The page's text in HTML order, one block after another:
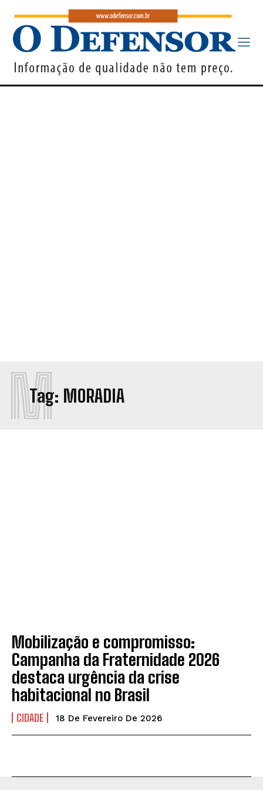
Tag: MORADIA
M
Mobilização e compromisso:
Campanha da Fraternidade 2026
destaca urgência da crise
habitacional no Brasil
CIDADE 18 De Fevereiro De 2026